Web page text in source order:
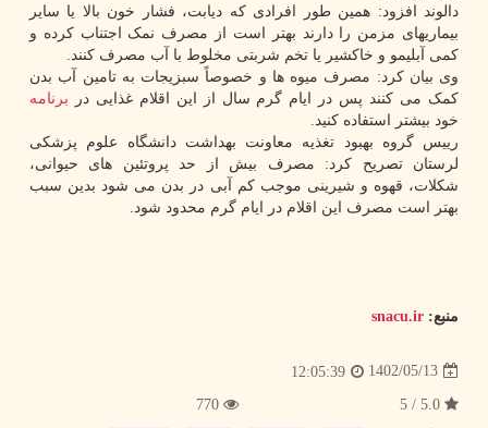
دالوند افزود: همین طور افرادی که دیابت، فشار خون بالا یا سایر
بیماریهای مزمن را دارند بهتر است از مصرف نمک اجتناب کرده و
کمی آبلیمو و خاکشیر یا تخم شربتی مخلوط با آب مصرف کنند.
وی بیان کرد: مصرف میوه ها و خصوصاً سبزیجات به تامین آب بدن
کمک می کنند پس در ایام گرم سال از این اقلام غذایی در برنامه
خود بیشتر استفاده کنید.
رییس گروه بهبود تغذیه معاونت بهداشت دانشگاه علوم پزشکی
لرستان تصریح کرد: مصرف بیش از حد پروتئین های حیوانی،
شکلات، قهوه و شیرینی موجب کم آبی در بدن می شود بدین سبب
بهتر است مصرف این اقلام در ایام گرم محدود شود.
منبع: snacu.ir
1402/05/13
12:05:39